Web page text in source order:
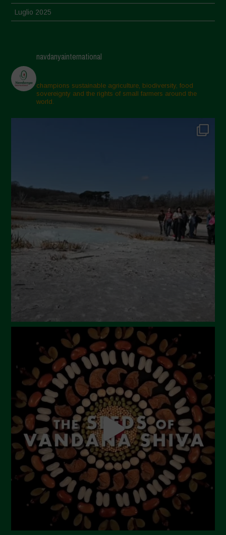
Luglio 2025
Aprile 2025
Marzo 2025
Febbraio 2025
Gennaio 2025
Settembre 2024
Luglio 2024
Maggio 2024
Aprile 2024
Marzo 2024
Febbraio 2024
Ottobre 2023
Settembre 2023
Agosto 2023
Luglio 2023
Giugno 2023
Maggio 2023
Aprile 2023
Marzo 2023
Febbraio 2023
Dicembre 2022
Novembre 2022
navdanyainternational
champions sustainable agriculture, biodiversity, food
sovereignty and the rights of small farmers around the
world.